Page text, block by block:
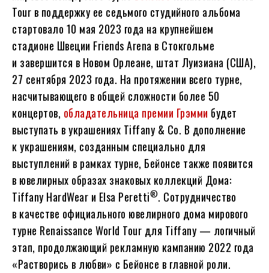
Tour в поддержку ее седьмого студийного альбома
стартовало 10 мая 2023 года на крупнейшем
стадионе Швеции Friends Arena в Стокгольме
и завершится в Новом Орлеане, штат Луизиана (США),
27 сентября 2023 года. На протяжении всего турне,
насчитывающего в общей сложности более 50
концертов, обладательница премии Грэмми будет
выступать в украшениях Tiffany & Co. В дополнение
к украшениям, созданным специально для
выступлений в рамках турне, Бейонсе также появится
в ювелирных образах знаковых коллекций Дома:
Tiffany HardWear и Elsa Peretti®. Сотрудничество
в качестве официального ювелирного дома мирового
турне Renaissance World Tour для Tiffany — логичный
этап, продолжающий рекламную кампанию 2022 года
«Растворись в любви» с Бейонсе в главной роли.